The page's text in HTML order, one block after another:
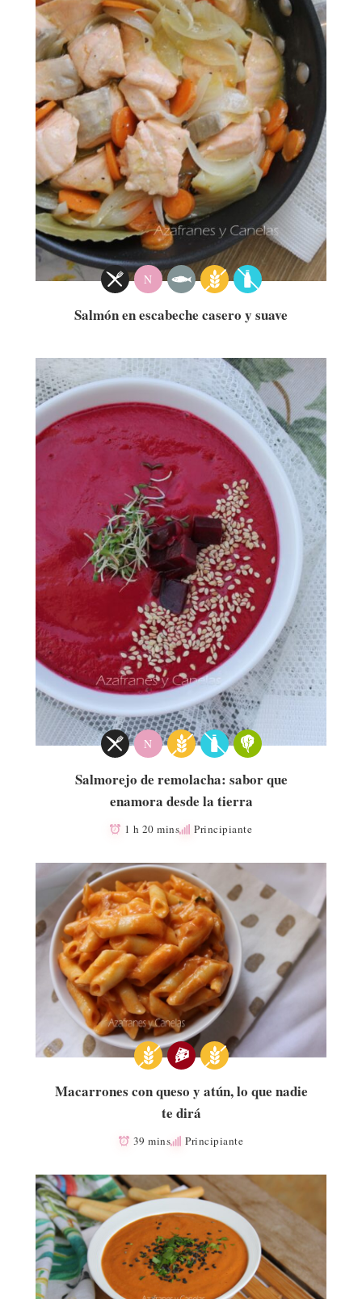
N
Salmón en escabeche casero y suave
N
Salmorejo de remolacha: sabor que
enamora desde la tierra
1 h 20 mins Principiante
Macarrones con queso y atún, lo que nadie
te dirá
39 mins Principiante